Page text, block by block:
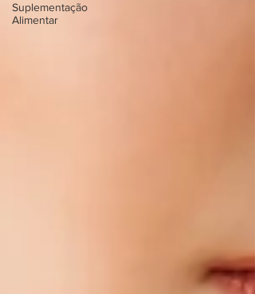
Suplementação
Alimentar